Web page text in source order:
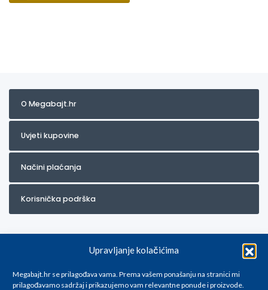
Upravljanje kolačićima
Megabajt.hr se prilagođava vama. Prema vašem ponašanju na stranici mi
prilagođavamo sadržaj i prikazujemo vam relevantne ponude i proizvode.
O Megabajt.hr
Uvjeti kupovine
Načini plaćanja
Korisnička podrška